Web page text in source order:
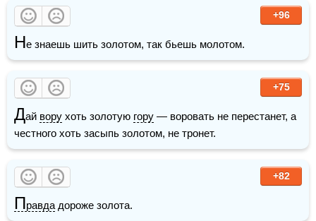
+96
Не знаешь шить золотом, так бьешь молотом.
+75
Дай вору хоть золотую гору — воровать не перестанет, а
честного хоть засыпь золотом, не тронет.
+82
Правда дороже золота.